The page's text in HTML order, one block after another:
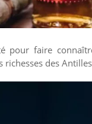
pour faire
richesses des